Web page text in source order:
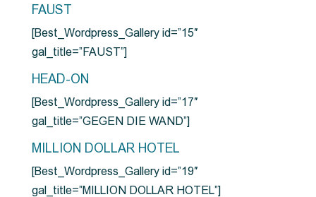
FAUST
[Best_Wordpress_Gallery id=”15″
gal_title=”FAUST”]
HEAD-ON
[Best_Wordpress_Gallery id=”17″
gal_title=”GEGEN DIE WAND”]
MILLION DOLLAR HOTEL
[Best_Wordpress_Gallery id=”19″
gal_title=”MILLION DOLLAR HOTEL”]